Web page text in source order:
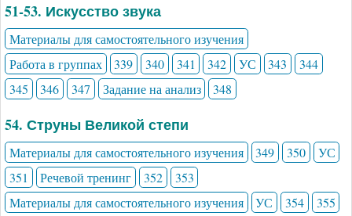
51-53. Искусство звука
Материалы для самостоятельного изучения
Работа в группах
339 340 341 342 УС 343
344
345
346 347 Задание на анализ 348
54. Струны Великой степи
Материалы для самостоятельного изучения 349 350
УС
351
Речевой тренинг 352
353
Материалы для самостоятельного изучения
УС 354 355